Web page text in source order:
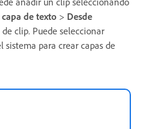
de texto > Desde
clip. Puede seleccionar
para crear capas de